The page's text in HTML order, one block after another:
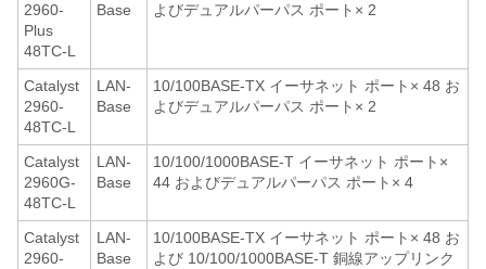
2960-
Plus
48TC-L
Base
よびデュアルパーパス ポート× 2
Catalyst
2960-
48TC-L
LAN-
Base
10/100BASE-TX イーサネット ポート× 48 お
よびデュアルパーパス ポート× 2
Catalyst
2960G-
48TC-L
LAN-
Base
10/100/1000BASE-T イーサネット ポート×
44 およびデュアルパーパス ポート× 4
Catalyst
2960-
LAN-
Base
10/100BASE-TX イーサネット ポート× 48 お
よび 10/100/1000BASE-T 銅線アップリンク